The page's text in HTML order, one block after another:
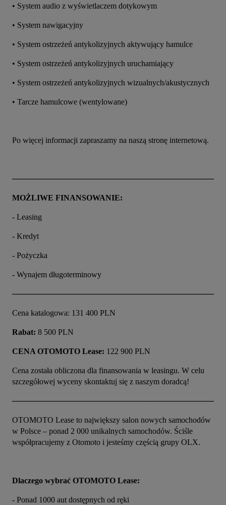
• System audio z wyświetlaczem dotykowym
• System nawigacyjny
• System ostrzeżeń antykolizyjnych aktywujący hamulce
• System ostrzeżeń antykolizyjnych uruchamiający
• System ostrzeżeń antykolizyjnych wizualnych/akustycznych
• Tarcze hamulcowe (wentylowane)
Po więcej informacji zapraszamy na naszą stronę internetową.
MOŻLIWE FINANSOWANIE:
- Leasing
- Kredyt
- Pożyczka
- Wynajem długoterminowy
Cena katalogowa: 131 400 PLN
Rabat: 8 500 PLN
CENA OTOMOTO Lease: 122 900 PLN
Cena została obliczona dla finansowania w leasingu. W celu
szczegółowej wyceny skontaktuj się z naszym doradcą!
OTOMOTO Lease to największy salon nowych samochodów
w Polsce – ponad 2 000 unikalnych samochodów. Ściśle
współpracujemy z Otomoto i jesteśmy częścią grupy OLX.
Dlaczego wybrać OTOMOTO Lease:
- Ponad 1000 aut dostępnych od ręki